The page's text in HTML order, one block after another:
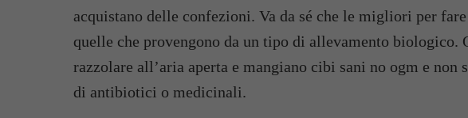
acquistano delle confezioni. Va da sé che le migliori per
quelle che provengono da un tipo di allevamento biologico.
razzolare all’aria aperta e mangiano cibi sani no ogm e non
di antibiotici o medicinali.